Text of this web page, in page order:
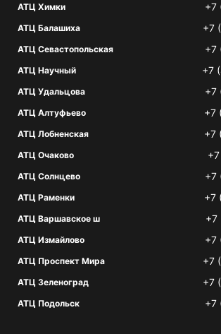
АТЦ Химки +7
АТЦ Балашиха +7
АТЦ Севастопольская +7
АТЦ Научный +7
АТЦ Удальцова +7
АТЦ Алтуфьево +7
АТЦ Лобненская +7
АТЦ Очаково
АТЦ Солнцево +7
АТЦ Раменки +7
АТЦ Варшавское ш +7
АТЦ Измайлово +7
АТЦ Проспект Мира +7
АТЦ Зеленоград +7
АТЦ Подольск +7